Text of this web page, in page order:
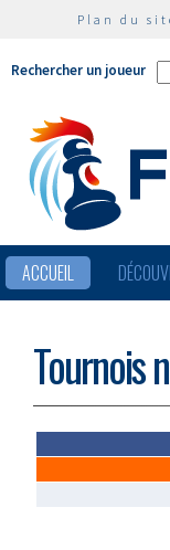
Plan du
Rechercher un joueur
ACCUEIL
Tournois